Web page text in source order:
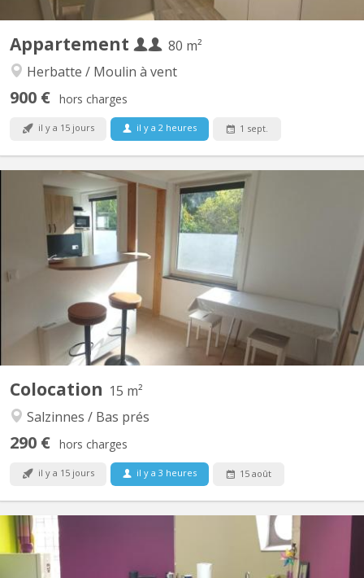
Appartement
80 m²
Herbatte / Moulin à vent
900 € hors charges
il y a 15 jours il y a 2 heures 1 sept.
Colocation 15 m²
Salzinnes / Bas prés
290 € hors charges
il y a 15 jours il y a 3 heures 15 août
Chambre meublée dans colocation étudiante, exclusivement
féminine. Bâtiment rénové. Double vitrage. Sur 2 étages, 2
chambres par étage. Au total : 2 wc, 3 éviers, 1 douche, 1 cuisine,
1 espace repas/détente. Places de parking gratuites devant le
logement. Sécurité : Porte entrée blindée,...
KN 2513
Appartement entièrement meublé et autonome au dessus d'une